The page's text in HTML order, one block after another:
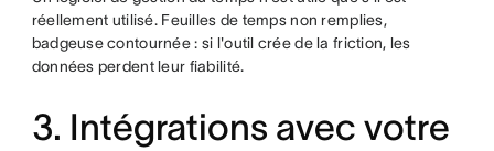
réellement utilisé. Feuilles de temps non remplies,
badgeuse contournée : si l'outil crée de la friction, les
données perdent leur fiabilité.
3. Intégrations avec votre